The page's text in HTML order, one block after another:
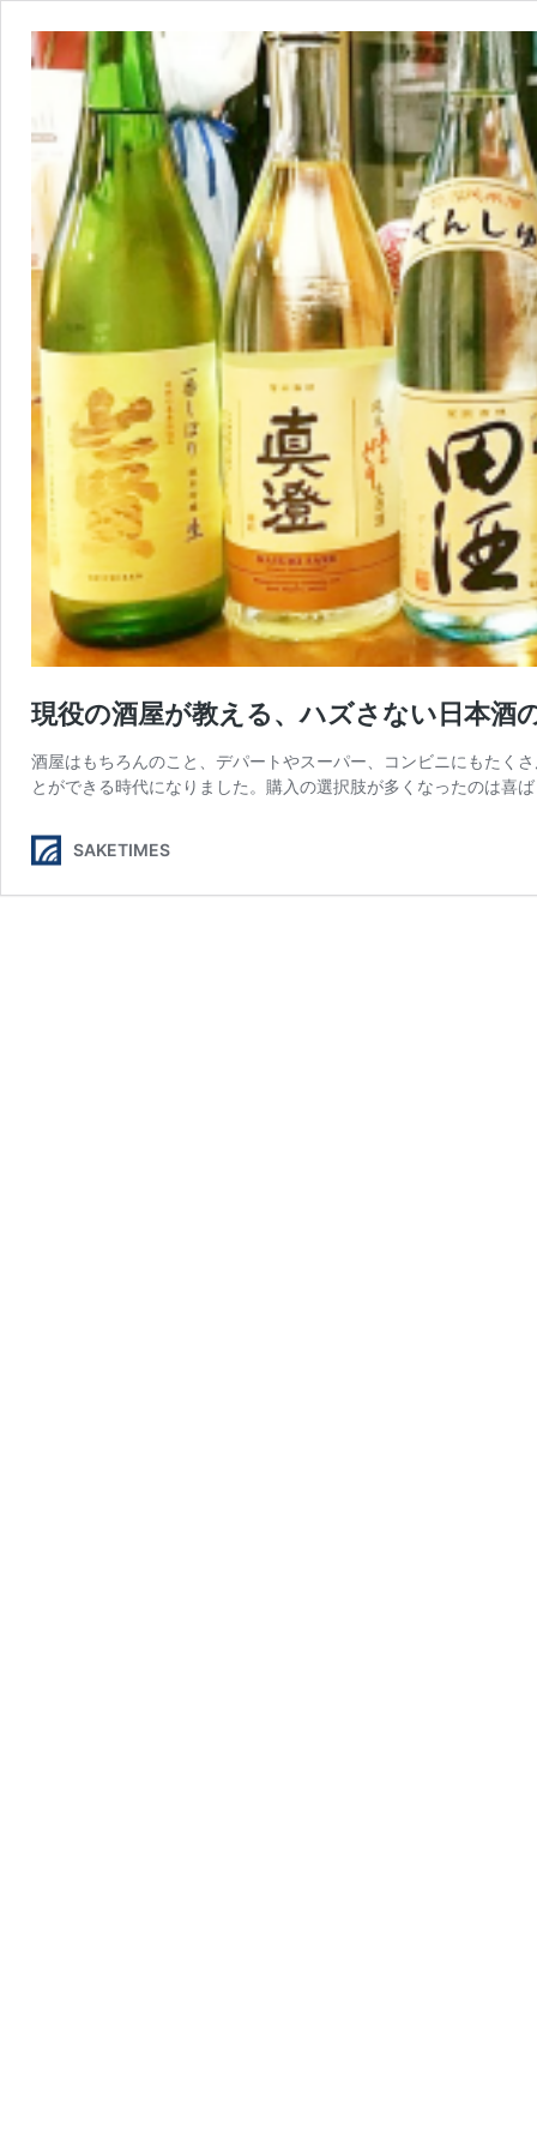
現役の酒屋が教える、ハズさない日本酒
酒屋はもちろんのこと、デパートやスーパー、コンビニにもたく
とができる時代になりました。購入の選択肢が多くなったのは喜
SAKETIMES